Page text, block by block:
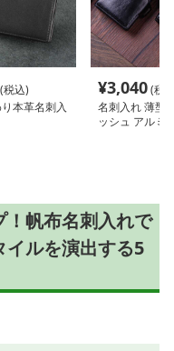
(税込)
本革名刺入
¥3,040(税
名刺入れ 薄型
ッシュ アルミ
！帆布名刺入れで
ルを演出する5